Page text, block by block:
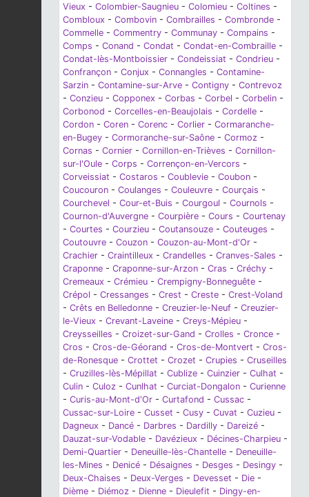
Vieux - Colombier-Saugnieu - Colomieu - Coltines -
Combloux - Combovin - Combrailles - Combronde -
Commelle - Commentry - Communay - Compains -
Comps - Conand - Condat - Condat-en-Combraille -
Condat-lès-Montboissier - Condeissiat - Condrieu -
Confrançon - Conjux - Connangles - Contamine-
Sarzin - Contamine-sur-Arve - Contigny - Contrevoz
- Conzieu - Copponex - Corbas - Corbel - Corbelin -
Corbonod - Corcelles-en-Beaujolais - Cordelle -
Cordon - Coren - Corenc - Corlier - Cormaranche-
en-Bugey - Cormoranche-sur-Saône - Cormoz -
Cornas - Cornier - Cornillon-en-Trièves - Cornillon-
sur-l'Oule - Corps - Corrençon-en-Vercors -
Corveissiat - Costaros - Coublevie - Coubon -
Coucouron - Coulanges - Couleuvre - Courçais -
Courchevel - Cour-et-Buis - Courgoul - Cournols -
Cournon-d'Auvergne - Courpière - Cours - Courtenay
- Courtes - Courzieu - Coutansouze - Couteuges -
Coutouvre - Couzon - Couzon-au-Mont-d'Or -
Crachier - Craintilleux - Crandelles - Cranves-Sales -
Craponne - Craponne-sur-Arzon - Cras - Créchy -
Cremeaux - Crémieu - Crempigny-Bonneguête -
Crépol - Cressanges - Crest - Creste - Crest-Voland
- Crêts en Belledonne - Creuzier-le-Neuf - Creuzier-
le-Vieux - Crevant-Laveine - Creys-Mépieu -
Creysseilles - Croizet-sur-Gand - Crolles - Cronce -
Cros - Cros-de-Géorand - Cros-de-Montvert - Cros-
de-Ronesque - Crottet - Crozet - Crupies - Cruseilles
- Cruzilles-lès-Mépillat - Cublize - Cuinzier - Culhat -
Culin - Culoz - Cunlhat - Curciat-Dongalon - Curienne
- Curis-au-Mont-d'Or - Curtafond - Cussac -
Cussac-sur-Loire - Cusset - Cusy - Cuvat - Cuzieu -
Dagneux - Dancé - Darbres - Dardilly - Dareizé -
Dauzat-sur-Vodable - Davézieux - Décines-Charpieu -
Demi-Quartier - Deneuille-lès-Chantelle - Deneuille-
les-Mines - Denicé - Désaignes - Desges - Desingy -
Deux-Chaises - Deux-Verges - Devesset - Die -
Dième - Diémoz - Dienne - Dieulefit - Dingy-en-